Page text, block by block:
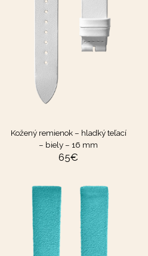
Kožený remienok – hladký teľací
– biely – 16 mm
65€